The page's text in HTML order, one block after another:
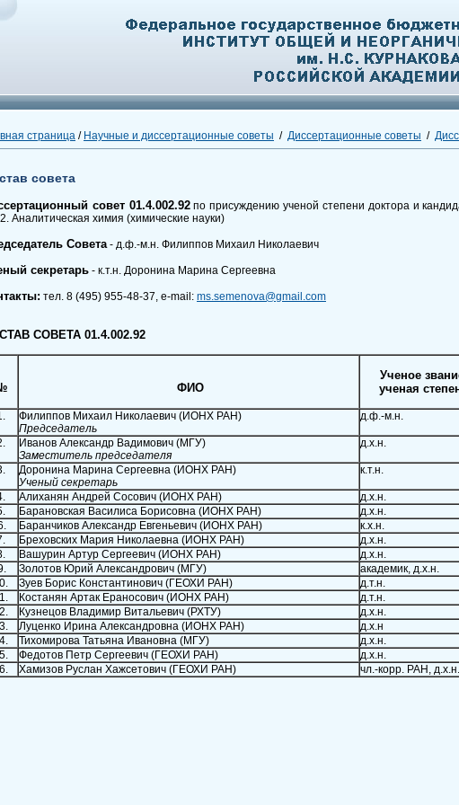
страница / Научные и диссертационные советы / Диссертационные советы /
совета
совет 01.4.002.92по присуждению ученой степени доктора и
Аналитическая химия (химические науки)
Совета - д.ф.-м.н. Филиппов Михаил Николаевич
секретарь - к.т.н. Доронина Марина Сергеевна
тел. 8 (495) 955-48-37, e-mail: ms.semenova@gmail.com
СОВЕТА 01.4.002.92
ФИО
Ученое
ученая
Филиппов Михаил Николаевич (ИОНХ РАН)
Председатель
д.ф.-м.н.
Иванов Александр Вадимович (МГУ)
Заместитель председателя
д.х.н.
Доронина Марина Сергеевна (ИОНХ РАН)
Ученый секретарь
к.т.н.
Алиханян Андрей Сосович (ИОНХ РАН)
д.х.н.
Барановская Василиса Борисовна (ИОНХ РАН)
д.х.н.
Баранчиков Александр Евгеньевич (ИОНХ РАН)
к.х.н.
Бреховских Мария Николаевна (ИОНХ РАН)
д.х.н.
Вашурин Артур Сергеевич (ИОНХ РАН)
д.х.н.
Золотов Юрий Александрович (МГУ)
академик, д.х.н.
Зуев Борис Константинович (ГЕОХИ РАН)
д.т.н.
Костанян Артак Ераносович (ИОНХ РАН)
д.т.н.
Кузнецов Владимир Витальевич (РХТУ)
д.х.н.
Луценко Ирина Александровна (ИОНХ РАН)
д.х.н
Тихомирова Татьяна Ивановна (МГУ)
д.х.н.
Федотов Петр Сергеевич (ГЕОХИ РАН)
д.х.н.
Хамизов Руслан Хажсетович (ГЕОХИ РАН) чл.-корр. РАН, д.х.н.